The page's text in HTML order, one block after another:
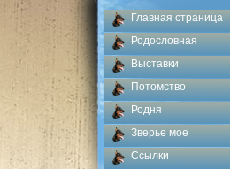
Главная страница
Родословная
Выставки
Потомство
Родня
Зверье мое
Ссылки